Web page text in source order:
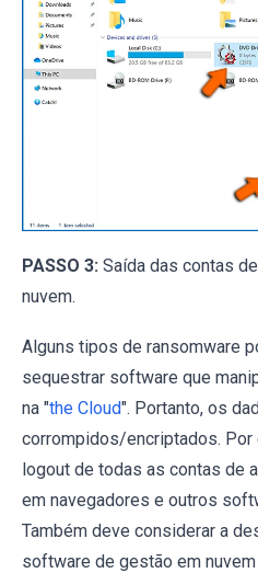
PASSO 3: Saída das contas
nuvem.
Alguns tipos de ransomware
sequestrar software que
na "the Cloud". Portanto, os
corrompidos/encriptados.
logout de todas as contas de
em navegadores e outros
Também deve considerar a
software de gestão em